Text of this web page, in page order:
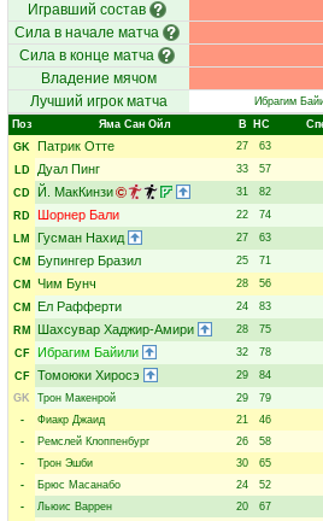
Игравший состав
Сила в начале матча
Сила в конце матча
Владение мячом
Лучший игрок матча
Ибрагим
Поз Яма Сан Ойл В НC
GK Патрик Отте 27 63
LD
Дуал Пинг 33 57
CD
Й. МакКинзи 31 82
RD Шорнер Бали 22 74
LM
Гусман Нахид 27 63
CM
Бупингер Бразил 25 71
CM
Чим Бунч 28 56
CM
Ел Рафферти 24 83
RM
Шахсувар Хаджир-Амири 28 75
CF
Ибрагим Байили 32 78
CF
Томоюки Хиросэ 29 84
GK
Трон Макенрой 29 79
-
Фиакр Джаид 21 46
-
Ремслей Клоппенбург 26 58
-
Трон Эшби 30 65
-
Брюс Масанабо 24 52
-
Льюис Варрен 20 67